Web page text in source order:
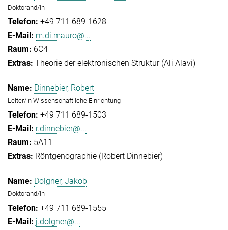
Doktorand/in
+49 711 689-1628
m.di.mauro@...
6C4
Theorie der elektronischen Struktur (Ali Alavi)
Dinnebier, Robert
Leiter/in Wissenschaftliche Einrichtung
+49 711 689-1503
r.dinnebier@...
5A11
Röntgenographie (Robert Dinnebier)
Dolgner, Jakob
Doktorand/in
+49 711 689-1555
j.dolgner@...